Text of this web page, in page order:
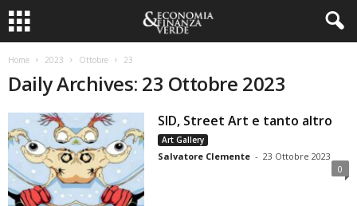
Home 2023 Ottobre 23
Daily Archives: 23 Ottobre 2023
SID, Street Art e tanto altro
Art Gallery
Salvatore Clemente - 23 Ottobre 2023
0